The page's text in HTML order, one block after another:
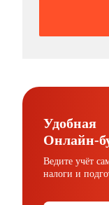
Удобная
Онлайн-
Ведите учёт
налоги и